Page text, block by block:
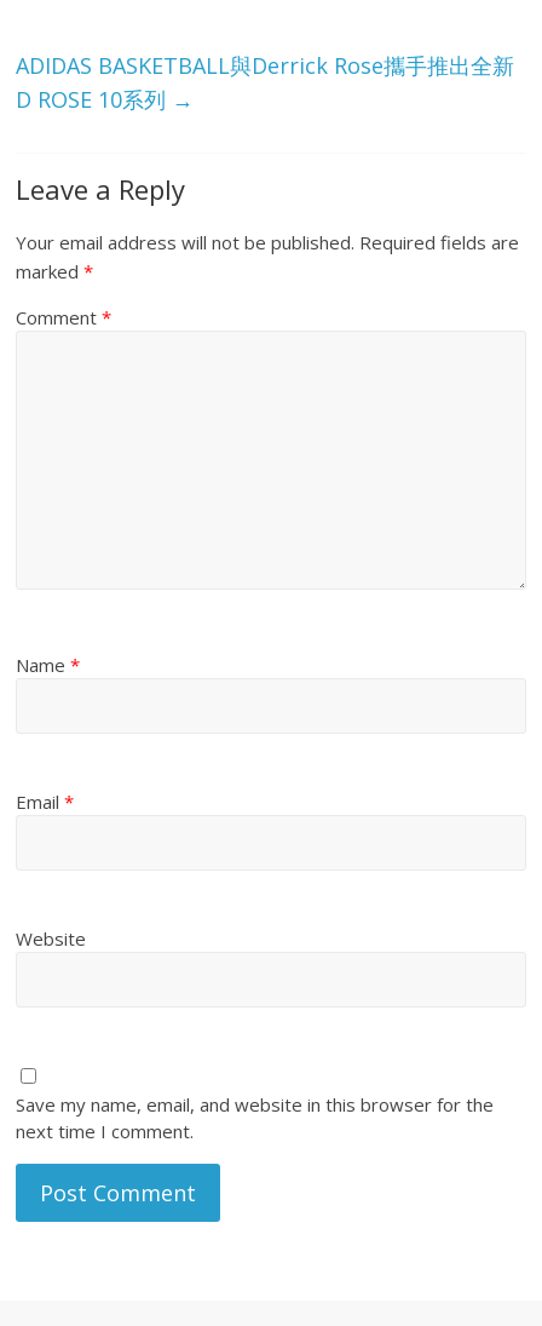
ADIDAS BASKETBALL與Derrick Rose攜手推出全新
D ROSE 10系列 →
Leave a Reply
Your email address will not be published. Required fields are
marked*
Comment*
Name*
Email*
Website
Save my name, email, and website in this browser for the
next time I comment.